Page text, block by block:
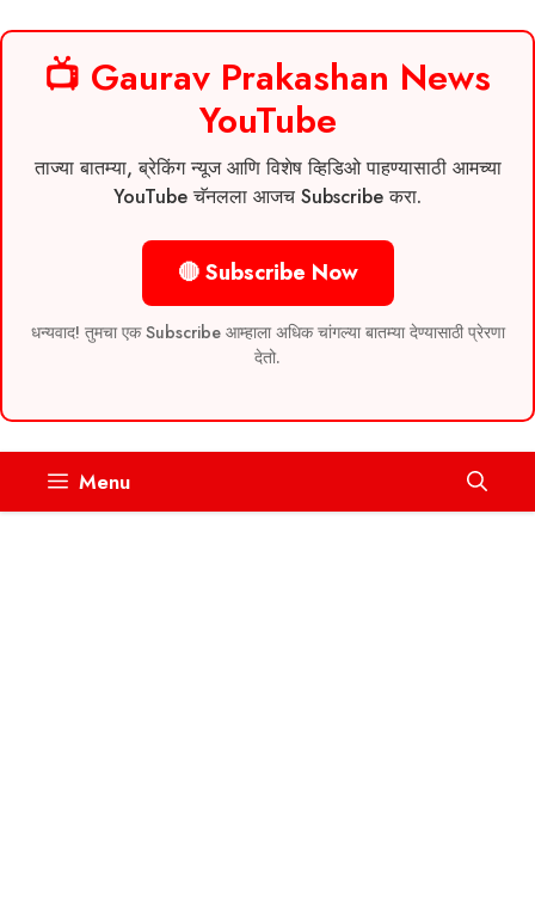
📺 Gaurav Prakashan News
YouTube
ताज्या बातम्या, ब्रेकिंग न्यूज आणि विशेष व्हिडिओ पाहण्यासाठी आमच्या
YouTube चॅनलला आजच Subscribe करा.
🔴 Subscribe Now
धन्यवाद! तुमचा एक Subscribe आम्हाला अधिक चांगल्या बातम्या देण्यासाठी प्रेरणा
देतो.
Menu